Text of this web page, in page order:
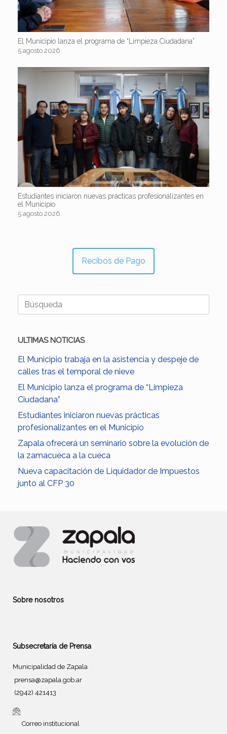
El Municipio lanza el programa de “Limpieza Ciudadana”
5 agosto 2026
Estudiantes iniciaron nuevas prácticas profesionalizantes en
el Municipio
5 agosto 2026
Recibos de Pago
Buscar:
ULTIMAS NOTICIAS
El Municipio trabaja en la asistencia y despeje de
calles tras el temporal de nieve
El Municipio lanza el programa de “Limpieza
Ciudadana”
Estudiantes iniciaron nuevas prácticas
profesionalizantes en el Municipio
Zapala ofrecerá un seminario sobre la evolución de
la zamacueca a la cueca
Nueva capacitación de Liquidador de Impuestos
junto al CFP 30
Sobre nosotros
Subsecretaría de Prensa
Municipalidad de Zapala
prensa@zapala.gob.ar
(2942) 421413
Correo institucional